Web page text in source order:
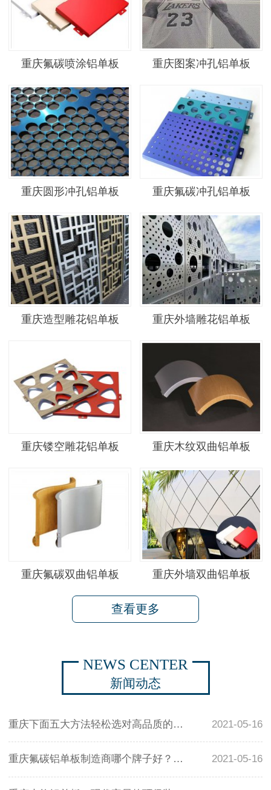
重庆氟碳喷涂铝单板 重庆图案冲孔铝单板
重庆圆形冲孔铝单板 重庆氟碳冲孔铝单板
重庆造型雕花铝单板 重庆外墙雕花铝单板
重庆镂空雕花铝单板 重庆木纹双曲铝单板
重庆氟碳双曲铝单板 重庆外墙双曲铝单板
查看更多
NEWS CENTER
新闻动态
重庆下面五大方法轻松选对高品质的氟碳铝单板 2021-05-16
重庆氟碳铝单板制造商哪个牌子好？怎么样挑选优质氟碳铝单板 2021-05-16